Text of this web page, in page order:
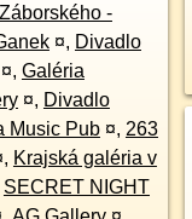
-
¤, Divadlo
¤, Galéria
¤, Divadlo
Music Pub ¤, 263
, Krajská galéria v
SECRET NIGHT